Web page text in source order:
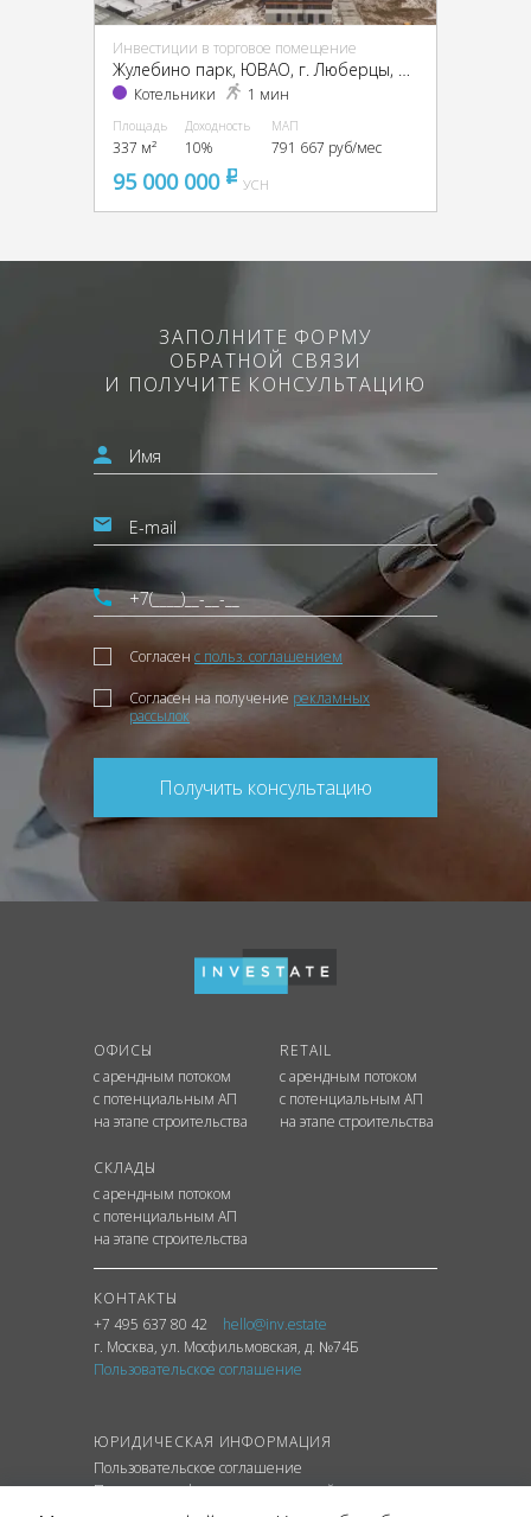
Инвестиции в торговое помещение
Жулебино парк, ЮВАО, г. Люберцы, мкр. Городок Б
Котельники 1 мин
Площадь
337 м²
Доходность
10%
МАП
791 667 руб/мес
95 000 000 pуб
УСН
ЗАПОЛНИТЕ ФОРМУ
ОБРАТНОЙ СВЯЗИ
И ПОЛУЧИТЕ КОНСУЛЬТАЦИЮ
Согласен с польз. соглашением
Согласен на получение рекламных
рассылок
Получить консультацию
ОФИСЫ
с арендным потоком
с потенциальным АП
на этапе строительства
RETAIL
с арендным потоком
с потенциальным АП
на этапе строительства
СКЛАДЫ
с арендным потоком
с потенциальным АП
на этапе строительства
КОНТАКТЫ
+7 495 637 80 42
hello@inv.estate
г. Москва, ул. Мосфильмовская, д. №74Б
Пользовательское соглашение
ЮРИДИЧЕСКАЯ ИНФОРМАЦИЯ
Пользовательское соглашение
Политика конфиденциальности сайта
Политика обработки персональных данных